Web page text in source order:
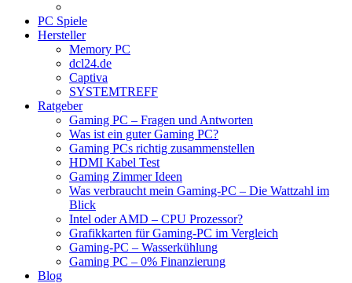
PC Spiele
Hersteller
Memory PC
dcl24.de
Captiva
SYSTEMTREFF
Ratgeber
Gaming PC – Fragen und Antworten
Was ist ein guter Gaming PC?
Gaming PCs richtig zusammenstellen
HDMI Kabel Test
Gaming Zimmer Ideen
Was verbraucht mein Gaming-PC – Die Wattzahl im
Blick
Intel oder AMD – CPU Prozessor?
Grafikkarten für Gaming-PC im Vergleich
Gaming-PC – Wasserkühlung
Gaming PC – 0% Finanzierung
Blog